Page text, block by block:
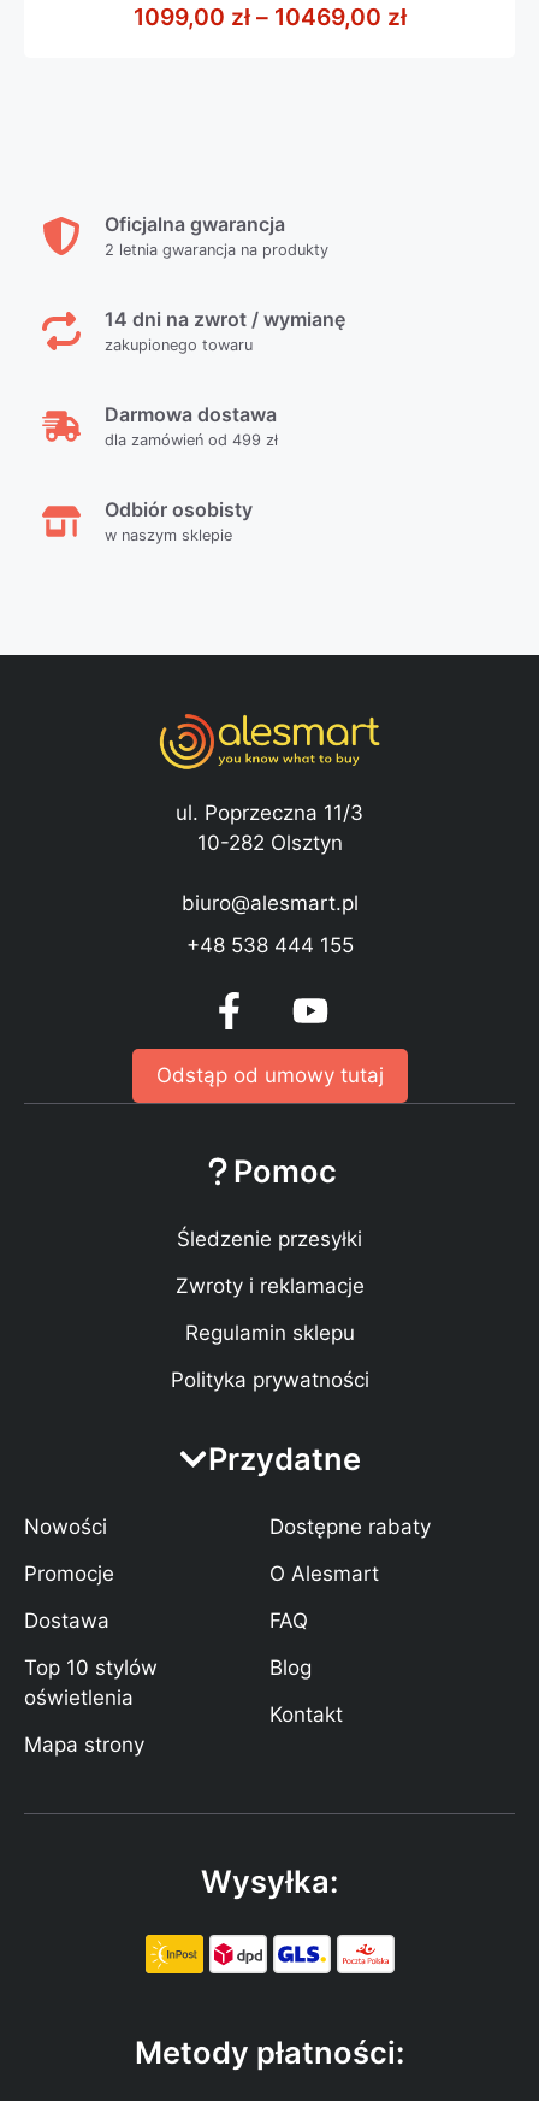
5
1099,00 zł – 10469,00 złZakres
Oficjalna gwarancja
2 letnia gwarancja na produkty
14 dni na zwrot / wymianę
zakupionego towaru
Darmowa dostawa
dla zamówień od 499 zł
Odbiór osobisty
w naszym sklepie
ul. Poprzeczna 11/3
10-282 Olsztyn
biuro@alesmart.pl
+48 538 444 155
Odstąp od umowy tutaj
Pomoc
Śledzenie przesyłki
Zwroty i reklamacje
Regulamin sklepu
Polityka prywatności
Przydatne
Nowości
Promocje
Dostawa
Top 10 stylów
oświetlenia
Mapa strony
Dostępne rabaty
O Alesmart
FAQ
Blog
Kontakt
Wysyłka:
Metody płatności: